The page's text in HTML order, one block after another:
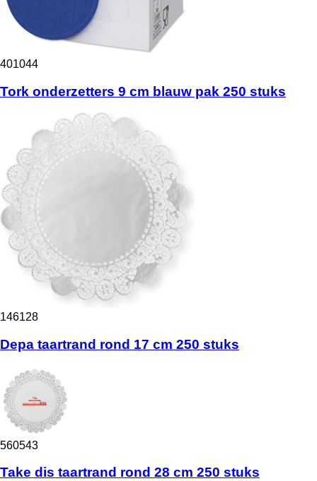
401044
Tork onderzetters 9 cm blauw pak 250 stuks
146128
Depa taartrand rond 17 cm 250 stuks
560543
Take dis taartrand rond 28 cm 250 stuks